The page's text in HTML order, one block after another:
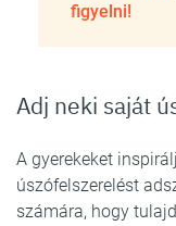
figyelni!
Adj neki saját
A gyerekeket
úszófelszerelést
számára, hogy